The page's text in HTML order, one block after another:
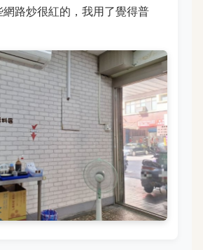
路炒很紅的，我用了覺得普